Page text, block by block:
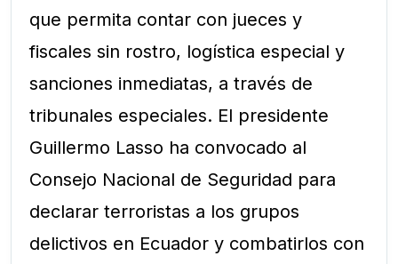
que permita contar con jueces y
fiscales sin rostro, logística especial y
sanciones inmediatas, a través de
tribunales especiales. El presidente
Guillermo Lasso ha convocado al
Consejo Nacional de Seguridad para
declarar terroristas a los grupos
delictivos en Ecuador y combatirlos con